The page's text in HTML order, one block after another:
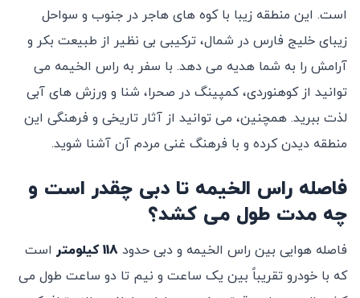
است. این منطقه زیبا با کوه‌ های هاجر در جنوب و سواحل
زیبای خلیج فارس در شمال، ترکیبی بی ‌نظیر از طبیعت بکر و
آرامش را به شما هدیه می‌ دهد. با سفر به راس الخیمه می‌
توانید از کوهنوردی، کمپینگ در صحرا، شنا و ورزش ‌های آبی
لذت ببرید. همچنین، می ‌توانید از آثار تاریخی و فرهنگی این
منطقه دیدن کرده و با فرهنگ غنی مردم آن آشنا شوید.
فاصله راس الخیمه تا دبی چقدر است و
چه مدت طول می‌ کشد؟
فاصله هوایی بین راس الخیمه و دبی حدود 118 کیلومتر
است
که با خودرو تقریباً بین یک ساعت و نیم تا دو ساعت طول می